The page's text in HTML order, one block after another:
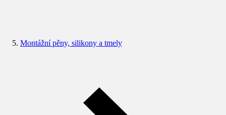
Montážní pěny, silikony a tmely